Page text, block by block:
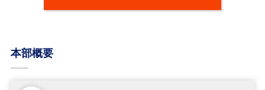
本部概要